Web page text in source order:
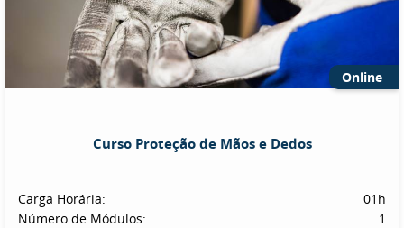
Online
Curso Proteção de Mãos e Dedos
Carga Horária:
01h
Número de Módulos:
1